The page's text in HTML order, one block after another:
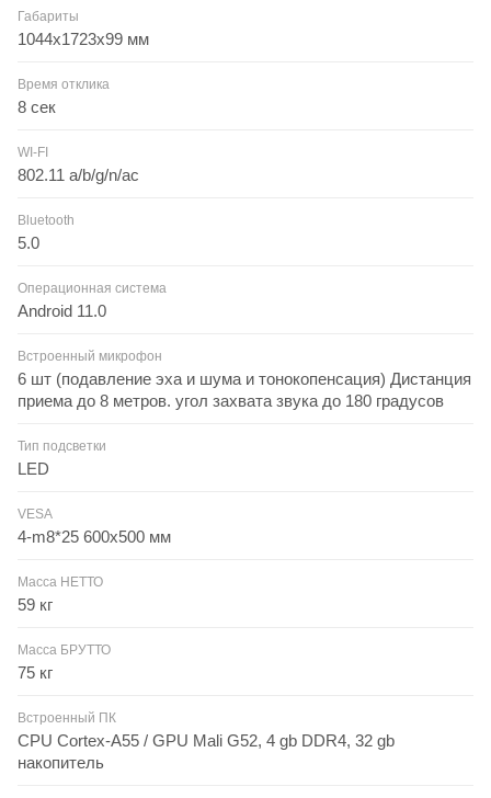
Габариты
1044x1723x99 мм
Время отклика
8 сек
WI-FI
802.11 a/b/g/n/ac
Bluetooth
5.0
Операционная система
Android 11.0
Встроенный микрофон
6 шт (подавление эха и шума и тонокопенсация) Дистанция
приема до 8 метров. угол захвата звука до 180 градусов
Тип подсветки
LED
VESA
4-m8*25 600x500 мм
Масса НЕТТО
59 кг
Масса БРУТТО
75 кг
Встроенный ПК
CPU Cortex-A55 / GPU Mali G52, 4 gb DDR4, 32 gb
накопитель